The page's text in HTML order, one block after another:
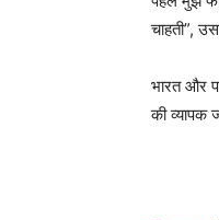
चाहती”,
भारत और
की व्यापक